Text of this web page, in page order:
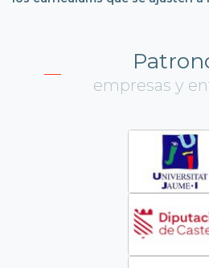
empresas y